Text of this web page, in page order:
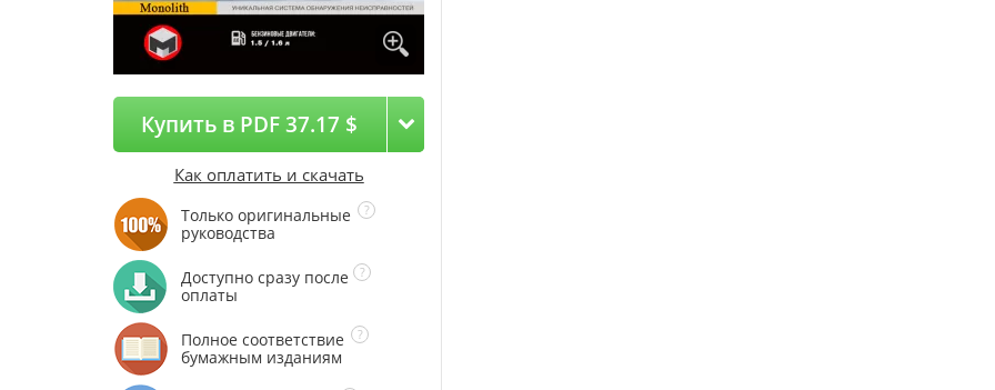
Купить в PDF 37.17 $
Как оплатить и скачать
Только оригинальные
руководства
Доступно сразу после
оплаты
Полное соответствие
бумажным изданиям